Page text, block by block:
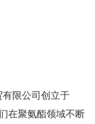
限公司创立于
在聚氨酯领域不断